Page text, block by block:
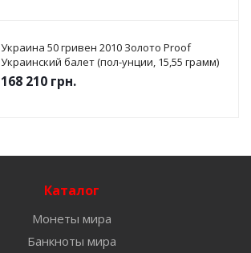
Украина 50 гривен 2010 Золото Proof
Украинский балет (пол-унции, 15,55 грамм)
168 210 грн.
Каталог
Монеты мира
Банкноты мира